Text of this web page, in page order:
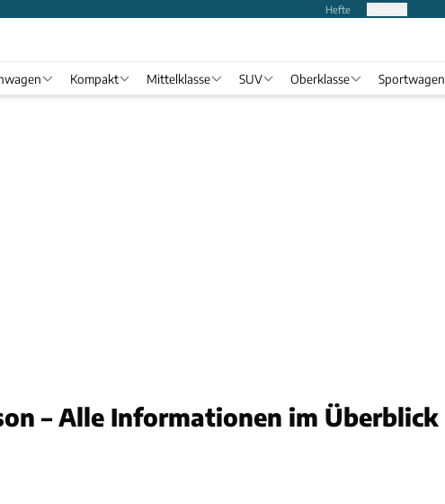
Hefte
Kompakt Mittelklasse SUV Oberklasse Sportwagen
– Alle Informationen im Überblick